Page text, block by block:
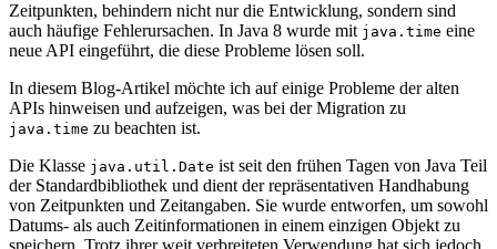
Zeitpunkten, behindern nicht nur die Entwicklung, sondern sind
auch häufige Fehlerursachen. In Java 8 wurde mit java.time eine
neue API eingeführt, die diese Probleme lösen soll.
In diesem Blog-Artikel möchte ich auf einige Probleme der alten
APIs hinweisen und aufzeigen, was bei der Migration zu
java.time zu beachten ist.
Die Klasse java.util.Date ist seit den frühen Tagen von Java Teil
der Standardbibliothek und dient der repräsentativen Handhabung
von Zeitpunkten und Zeitangaben. Sie wurde entworfen, um sowohl
Datums- als auch Zeitinformationen in einem einzigen Objekt zu